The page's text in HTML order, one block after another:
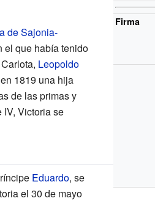
Firma
de Sajonia-
que había tenido
Leopoldo
1819 una hija
de las primas y
IV, Victoria se
Eduardo, se
el 30 de mayo